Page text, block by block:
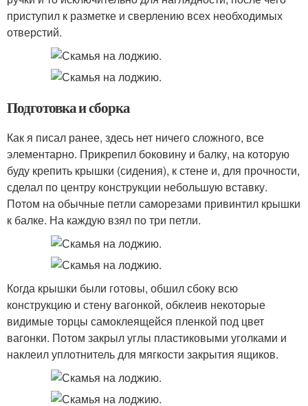
приступил к разметке и сверлению всех необходимых
отверстий.
Подготовка и сборка
Как я писал ранее, здесь нет ничего сложного, все
элементарно. Прикрепил боковину и балку, на которую
буду крепить крышки (сидения), к стене и, для прочности,
сделал по центру конструкции небольшую вставку.
Потом на обычные петли саморезами привинтил крышки
к балке. На каждую взял по три петли.
Когда крышки были готовы, обшил сбоку всю
конструкцию и стену вагонкой, обклеив некоторые
видимые торцы самоклеящейся пленкой под цвет
вагонки. Потом закрыл углы пластиковыми уголками и
наклеил уплотнитель для мягкости закрытия ящиков.